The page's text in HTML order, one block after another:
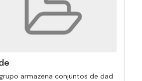
armazena conjuntos de dad